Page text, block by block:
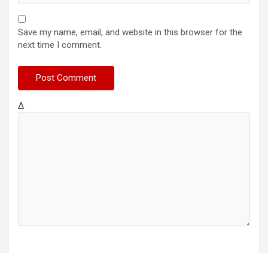
Save my name, email, and website in this browser for the
next time I comment.
Δ